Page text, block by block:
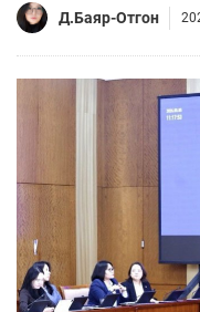
Д.Баяр-Отгон